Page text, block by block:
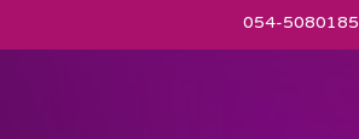
054-5080185